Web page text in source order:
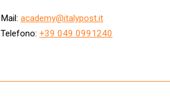
Mail: academy@italypost.it
Telefono: +39 049 0991240